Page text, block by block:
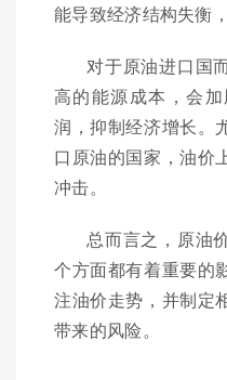
能导致经济结构失衡
对于原油进口国
高的能源成本，会
润，抑制经济增长。
口原油的国家，油价
冲击。
总而言之，原油
个方面都有着重要的
注油价走势，并制定
带来的风险。